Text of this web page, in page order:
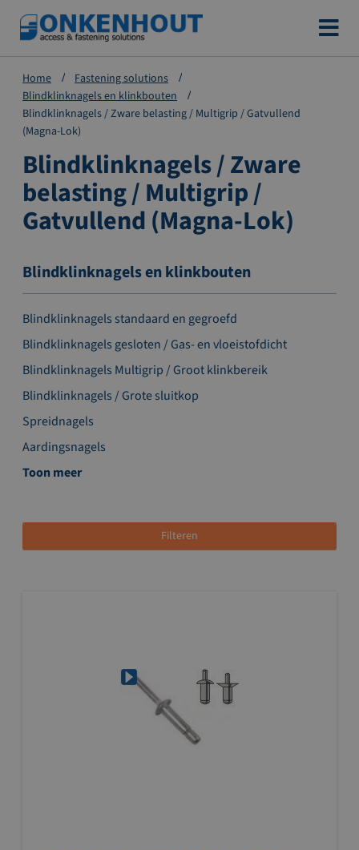
Ga
naar
de
inhoud
Home
Fastening solutions
Blindklinknagels en klinkbouten
Blindklinknagels / Zware belasting / Multigrip / Gatvullend
(Magna-Lok)
Blindklinknagels / Zware
belasting / Multigrip /
Gatvullend (Magna-Lok)
Blindklinknagels en klinkbouten
Blindklinknagels standaard en gegroefd
Blindklinknagels gesloten / Gas- en vloeistofdicht
Blindklinknagels Multigrip / Groot klinkbereik
Blindklinknagels / Grote sluitkop
Spreidnagels
Aardingsnagels
Toon meer
Filteren